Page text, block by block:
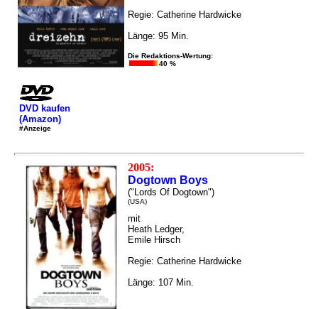
Regie: Catherine Hardwicke
Länge: 95 Min.
Die Redaktions-Wertung:
40 %
DVD kaufen
(Amazon)
#Anzeige
2005:
Dogtown Boys
("Lords Of Dogtown")
(USA)
mit
Heath Ledger,
Emile Hirsch
Regie: Catherine Hardwicke
Länge: 107 Min.